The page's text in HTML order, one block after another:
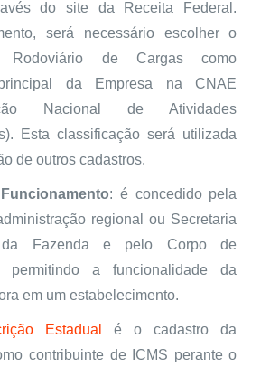
do site da Receita Federal.
será necessário escolher o
Rodoviário de Cargas como
da Empresa na CNAE
Nacional de Atividades
Esta classificação será utilizada
de outros cadastros.
: é concedido pela
regional ou Secretaria
da Fazenda e pelo Corpo de
permitindo a funcionalidade da
em um estabelecimento.
Estadual
é o cadastro da
contribuinte de ICMS perante o